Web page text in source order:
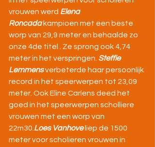
vrouwen werd Elena
Roncada kampioen met een beste
worp van 29,9 meter en behaalde zo
onze 4de titel . Ze sprong ook 4,74
meter in het verspringen. Steffie
Lemmens verbeterde haar persoonlijk
record in het speerwerpen tot 23,09
meter. Ook Eline Carlens deed het
goed in het speerwerpen scholliere
vrouwen met een worp van
22m30. Loes Vanhove liep de 1500
meter voor scholieren vrouwen in